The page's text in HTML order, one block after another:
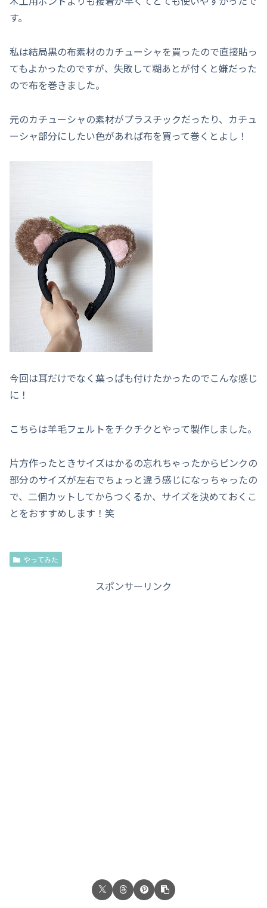
す。
私は結局黒の布素材のカチューシャを買ったので直接貼っ
てもよかったのですが、失敗して糊あとが付くと嫌だった
ので布を巻きました。
元のカチューシャの素材がプラスチックだったり、カチュ
ーシャ部分にしたい色があれば布を買って巻くとよし！
今回は耳だけでなく葉っぱも付けたかったのでこんな感じ
に！
こちらは羊毛フェルトをチクチクとやって製作しました。
片方作ったときサイズはかるの忘れちゃったからピンクの
部分のサイズが左右でちょっと違う感じになっちゃったの
で、二個カットしてからつくるか、サイズを決めておくこ
とをおすすめします！笑
やってみた
スポンサーリンク